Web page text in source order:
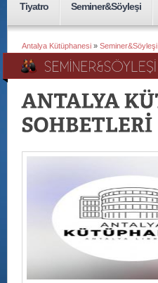
Tiyatro Seminer&Söyleşi
Antalya Kütüphanesi » Seminer&Söyleşi